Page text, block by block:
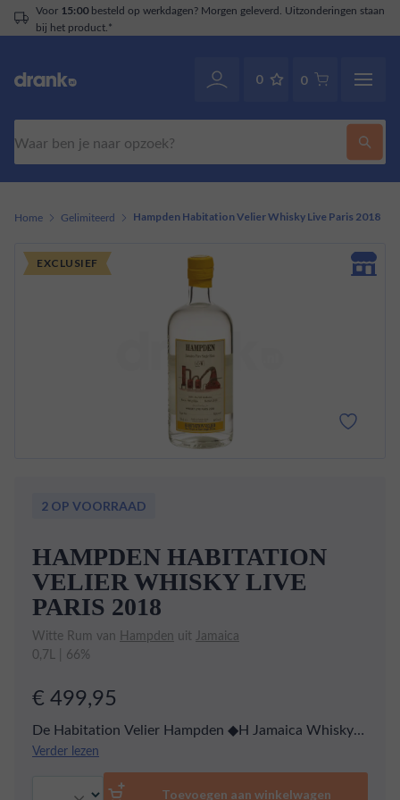
Voor 15:00besteld op werkdagen? Morgen geleverd. Uitzonderingen staan
bij het product.*
0 0
Home Gelimiteerd Hampden Habitation Velier Whisky Live Paris 2018
EXCLUSIEF
2 OP VOORRAAD
HAMPDEN HABITATION
VELIER WHISKY LIVE
PARIS 2018
Witte Rum van Hampden uit Jamaica
0,7L | 66%
€ 499,95
De Habitation Velier Hampden ◆H Jamaica Whisky
Live Paris 2018 is een ware schat voor
rumliefhebbers. Deze exclusieve editie, gepresenteerd
op Whisky Live Paris 2018 en gebotteld op een
Verder lezen
Toevoegen aan winkelwagen